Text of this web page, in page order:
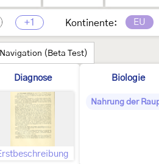
+1 Kontinente: EU
(Beta Test)
Diagnose Biologie
Nahrung der